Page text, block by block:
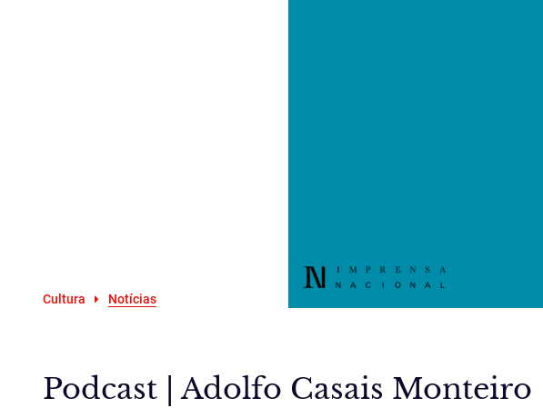
Cultura Notícias
Podcast | Adolfo Casais Monteiro